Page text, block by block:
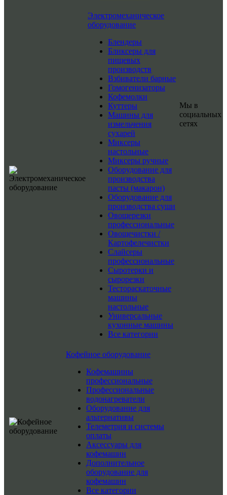
Электромеханическое
оборудование
Блендеры
Бликсеры для
пищевых
производств
Взбиватели барные
Гомогенизаторы
Кофемолки
Куттеры
Машины для
измельчения
сухарей
Миксеры
настольные
Миксеры ручные
Оборудование для
производства
пасты (макарон)
Оборудование для
производства суши
Овощерезки
профессиональные
Овощечистки /
Картофелечистки
Слайсеры
профессиональные
Сыротерки и
сырорезки
Тестораскаточные
машины
настольные
Универсальные
кухонные машины
Все категории
Кофейное оборудование
Кофемашины
профессиональные
Профессиональные
водонагреватели
Оборудование для
альтернативы
Телеметрия и системы
оплаты
Аксессуары для
кофемашин
Дополнительное
оборудование для
кофемашин
Все категории
Мы в
социальных
сетях